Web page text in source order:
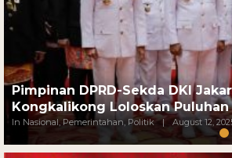
Pimpinan DPRD-Sekda DKI
Kongkalikong Loloskan Puluhan
In Nasional, Pemerintahan, Politik | August 12,